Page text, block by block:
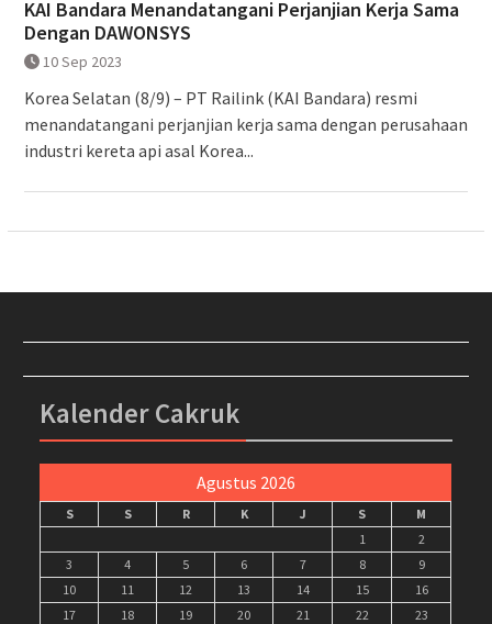
KAI Bandara Menandatangani Perjanjian Kerja Sama
Dengan DAWONSYS
10 Sep 2023
Korea Selatan (8/9) – PT Railink (KAI Bandara) resmi
menandatangani perjanjian kerja sama dengan perusahaan
industri kereta api asal Korea...
Kalender Cakruk
Agustus 2026
S S R K J S
M
1
2
3
4 5 6 7 8
9
10
11 12 13 14 15
16
17
18 19 20 21 22
23